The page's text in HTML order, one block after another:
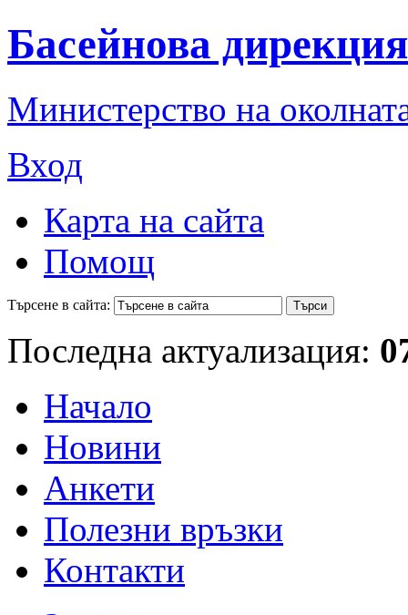
Басейнова
Министерство на
Вход
Карта на сайта
Помощ
Търсене в сайта:
Последна актуализация:
Начало
Новини
Анкети
Полезни връзки
Контакти